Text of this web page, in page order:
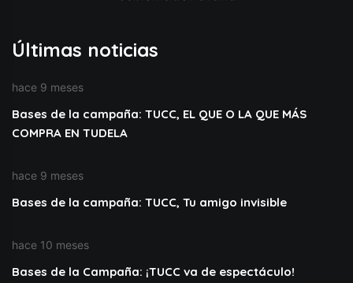
Últimas noticias
hace 9 meses
Bases de la campaña: TUCC, EL QUE O LA QUE MÁS
COMPRA EN TUDELA
hace 9 meses
Bases de la campaña: TUCC, Tu amigo invisible
hace 10 meses
Bases de la Campaña: ¡TUCC va de espectáculo!